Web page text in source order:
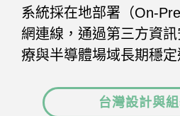
住宿型長照智慧自
定位平台
資源
聯絡我們
關於我們
中文
English
系統採在地部署（On-
網連線，通過第三方資
療與半導體場域長期穩定
台灣設計與